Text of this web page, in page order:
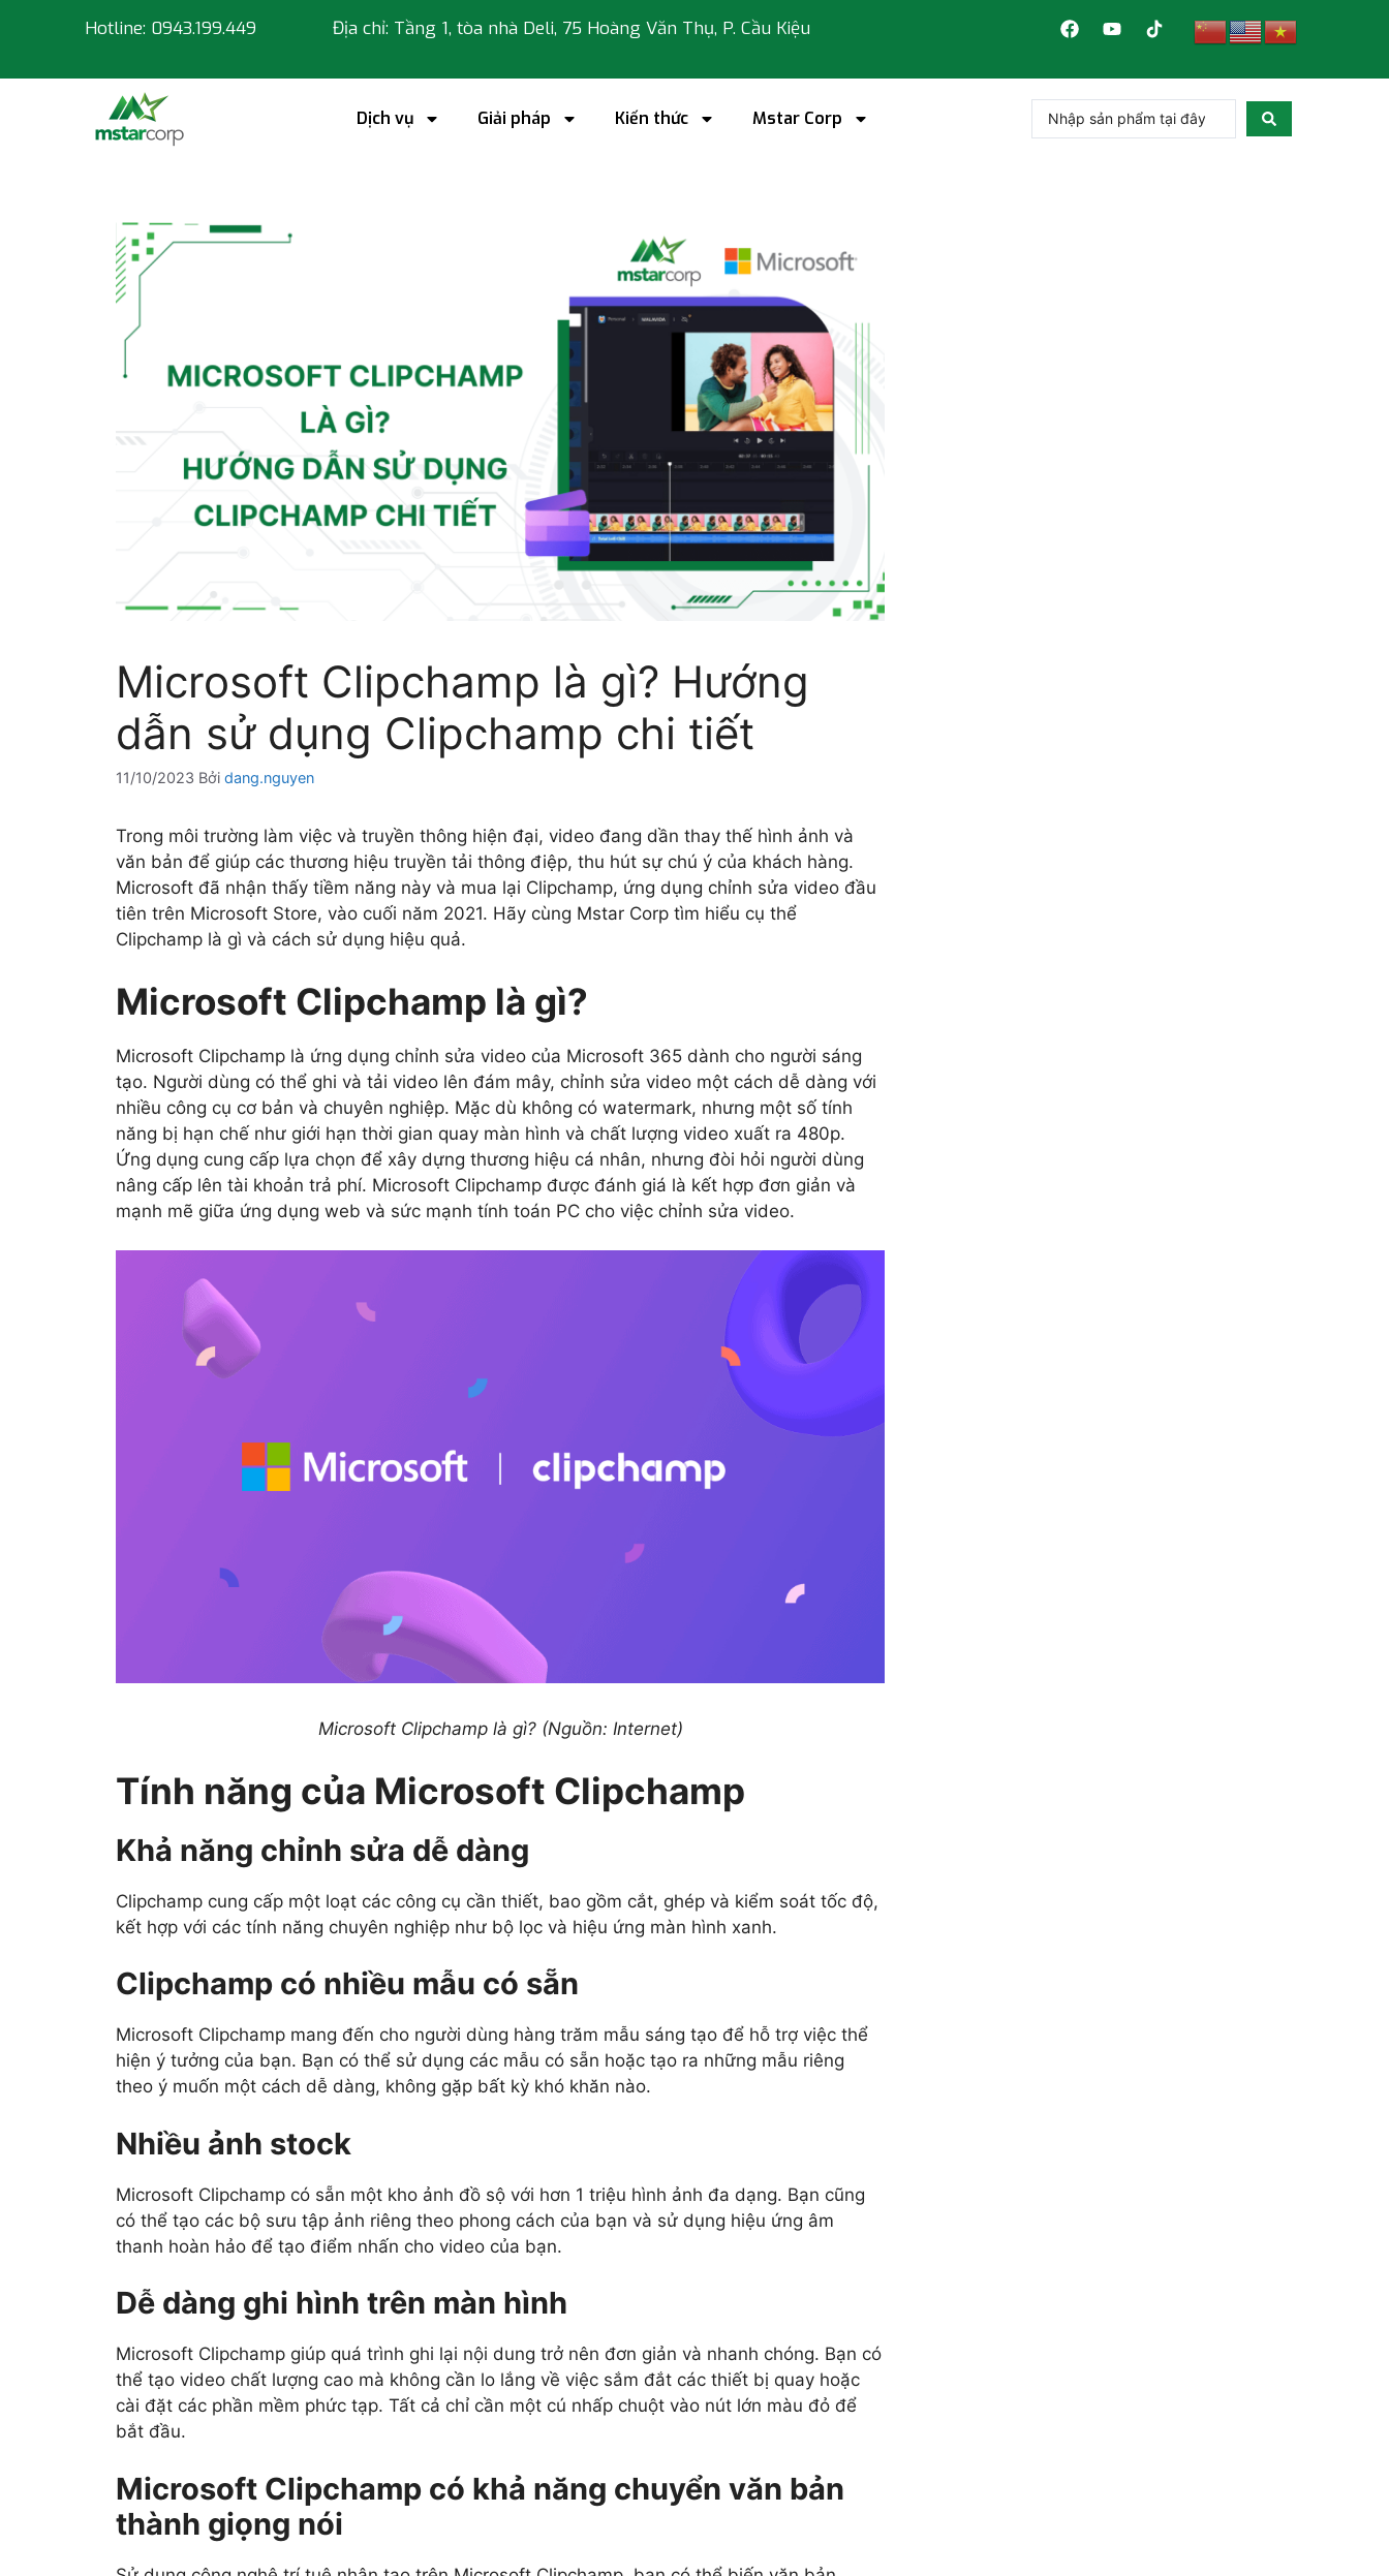
Hotline: 0943.199.449 Địa chỉ: Tầng 1, tòa nhà Deli, 75 Hoàng Văn Thụ, P. Cầu Kiệu
Dịch vụ Giải pháp Kiến thức Mstar Corp
Microsoft Clipchamp là gì? Hướng
dẫn sử dụng Clipchamp chi tiết
11/10/2023 Bởi dang.nguyen
Trong môi trường làm việc và truyền thông hiện đại, video đang dần thay thế hình ảnh và
văn bản để giúp các thương hiệu truyền tải thông điệp, thu hút sự chú ý của khách hàng.
Microsoft đã nhận thấy tiềm năng này và mua lại Clipchamp, ứng dụng chỉnh sửa video đầu
tiên trên Microsoft Store, vào cuối năm 2021. Hãy cùng Mstar Corp tìm hiểu cụ thể
Clipchamp là gì và cách sử dụng hiệu quả.
Microsoft Clipchamp là gì?
Microsoft Clipchamp là ứng dụng chỉnh sửa video của Microsoft 365 dành cho người sáng
tạo. Người dùng có thể ghi và tải video lên đám mây, chỉnh sửa video một cách dễ dàng với
nhiều công cụ cơ bản và chuyên nghiệp. Mặc dù không có watermark, nhưng một số tính
năng bị hạn chế như giới hạn thời gian quay màn hình và chất lượng video xuất ra 480p.
Ứng dụng cung cấp lựa chọn để xây dựng thương hiệu cá nhân, nhưng đòi hỏi người dùng
nâng cấp lên tài khoản trả phí. Microsoft Clipchamp được đánh giá là kết hợp đơn giản và
mạnh mẽ giữa ứng dụng web và sức mạnh tính toán PC cho việc chỉnh sửa video.
Microsoft Clipchamp là gì? (Nguồn: Internet)
Tính năng của Microsoft Clipchamp
Khả năng chỉnh sửa dễ dàng
Clipchamp cung cấp một loạt các công cụ cần thiết, bao gồm cắt, ghép và kiểm soát tốc độ,
kết hợp với các tính năng chuyên nghiệp như bộ lọc và hiệu ứng màn hình xanh.
Clipchamp có nhiều mẫu có sẵn
Microsoft Clipchamp mang đến cho người dùng hàng trăm mẫu sáng tạo để hỗ trợ việc thể
hiện ý tưởng của bạn. Bạn có thể sử dụng các mẫu có sẵn hoặc tạo ra những mẫu riêng
theo ý muốn một cách dễ dàng, không gặp bất kỳ khó khăn nào.
Nhiều ảnh stock
Microsoft Clipchamp có sẵn một kho ảnh đồ sộ với hơn 1 triệu hình ảnh đa dạng. Bạn cũng
có thể tạo các bộ sưu tập ảnh riêng theo phong cách của bạn và sử dụng hiệu ứng âm
thanh hoàn hảo để tạo điểm nhấn cho video của bạn.
Dễ dàng ghi hình trên màn hình
Microsoft Clipchamp giúp quá trình ghi lại nội dung trở nên đơn giản và nhanh chóng. Bạn có
thể tạo video chất lượng cao mà không cần lo lắng về việc sắm đắt các thiết bị quay hoặc
cài đặt các phần mềm phức tạp. Tất cả chỉ cần một cú nhấp chuột vào nút lớn màu đỏ để
bắt đầu.
Microsoft Clipchamp có khả năng chuyển văn bản
thành giọng nói